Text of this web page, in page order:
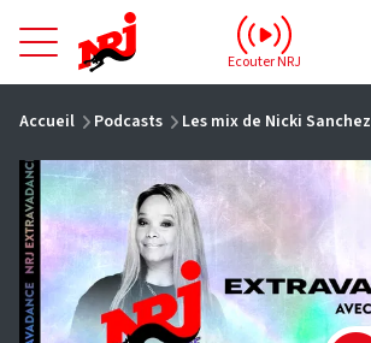
NRJ - Accueil
Ecouter NRJ
Accueil Podcasts Les mix de Nicki Sanchez